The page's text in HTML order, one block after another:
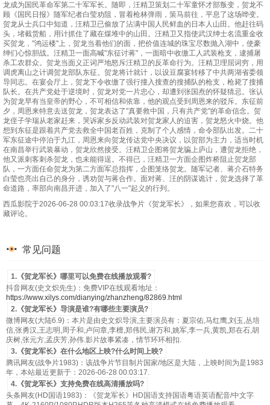
龙成为国民革命军第二十军军长。随即，汪精卫策划二十军童怀才部叛变，贺龙不
顾《国民日报》随军纪者白莹劝阻，冒着枪林弹雨，策马前往，平息了这场哗变。
贺龙从士兵口中知道，汪精卫已偷放了沾满中国人民鲜血的日本人山田。他赶往码
头，堵截货船，用计抓住了藏在煤堆中的山田。汪精卫又指使武汉绅士名流重金收
买贺龙，"鸿运楼"上，贺龙当着他们的面，把价值连城的珠宝尽数抛入湖中，使豪
绅们心惊胆战。汪精卫一面高喊"东征讨蒋"，一面暗中收缴工人武装枪支，逮捕屠
杀工农群众。贺龙当面义正词严地怒斥汪精卫的反革命行为。汪精卫理屈词穷，用
调虎离山之计调贺龙部队东征。贺龙将计就计，以设豆腐宴转移了中共两湖省委领
导同志。在宴会厅上，贺龙下令收缴了强行撞入搜查的搜捕队的枪支，枪毙了搜捕
队长。在共产党处于逆境时，贺龙对党一片忠心，却遭到张国焘的怀疑猜忌。张认
为贺龙早有当皇帝的野心，不可相信和依靠，他的观点受到周恩来的驳斥。东征前
夕，周恩来特意去送贺龙，贺龙表达了"真要救中国，只有共产党"的革命信念。贺
龙侄子学瑞从老家赶来，哭诉家乡反动武装对贺龙家人的迫害，贺龙怒火中烧。他
想到东征是跟着共产党去救全中国老百姓，克制了个人感情，命令部队出发。二十
军东征途中停泊于九江，周恩来向贺龙传达党中央决议，以贺部为主力，适当时机
在南昌举行武装暴动，贺龙欣然接受。汪精卫企图将贺龙骗上庐山，遭贺龙拒绝，
他又派刺客刺杀贺龙，也未能得逞。不得已，汪精卫一方面企图炸桥阻止贺龙部
队，一方面任命贺龙为第二方面军总指挥，企图笼络贺龙。随军记者、蒋介石特务
白莹也亮出自己的身分，诱劝贺与蒋合作。面对蒋、汪的阴谋诡计，贺龙选择了革
命道路，率部向南昌开进，加入了"八一"起义的行列。
西瓜影院于2026-06-28 00:03:17收录战争片《贺龙军长》，如果您喜欢，可以收
藏评论。
常见问题
1.《贺龙军长》哪里可以免费在线播放观看?
抖音网友(史文炽先生)：免费VIP在线观看地址：
https://www.xilys.com/dianying/zhanzheng/82869.html
2.《贺龙军长》导演是谁?有哪些主要演员?
微博网友(大陆6.9)：本片是由史文炽导演,主要演员有：夏宗佑,马红鹰,刘玉,丛培
信,张勇汉,王志明,周子和,卢问章,李檀,郑伟民,谢万和,姚军,李一兵,黄凯,郑在石,胡
庆树,张元方,孟庆芳,孙伟.影片故事紧凑，情节环环相扣.
3.《贺龙军长》在什么地区上映?什么时间上映?
腾讯网友(战争片1983)：该战争片节目制片国家/地区是大陆，上映时间为是1983
年，本站最近更新于：2026-06-28 00:03:17.
4.《贺龙军长》支持免费在线高清播放吗?
头条网友(HD国语1983)：《贺龙军长》HD国语支持国语粤语英语配音/中文字